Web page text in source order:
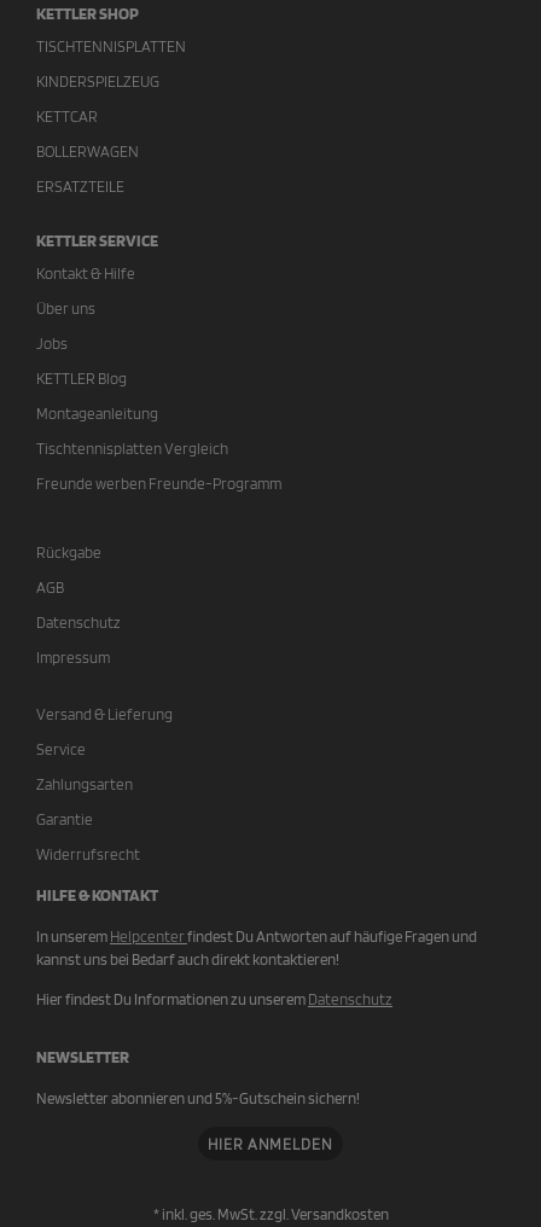
KETTLER SHOP
TISCHTENNISPLATTEN
KINDERSPIELZEUG
KETTCAR
BOLLERWAGEN
ERSATZTEILE
KETTLER SERVICE
Kontakt & Hilfe
Über uns
Jobs
KETTLER Blog
Montageanleitung
Tischtennisplatten Vergleich
Freunde werben Freunde-Programm
Rückgabe
AGB
Datenschutz
Impressum
Versand & Lieferung
Service
Zahlungsarten
Garantie
Widerrufsrecht
HILFE & KONTAKT
In unserem Helpcenter findest Du Antworten auf häufige Fragen und
kannst uns bei Bedarf auch direkt kontaktieren!
Hier findest Du Informationen zu unserem Datenschutz
NEWSLETTER
Newsletter abonnieren und 5%-Gutschein sichern!
HIER ANMELDEN
* inkl. ges. MwSt. zzgl.Versandkosten